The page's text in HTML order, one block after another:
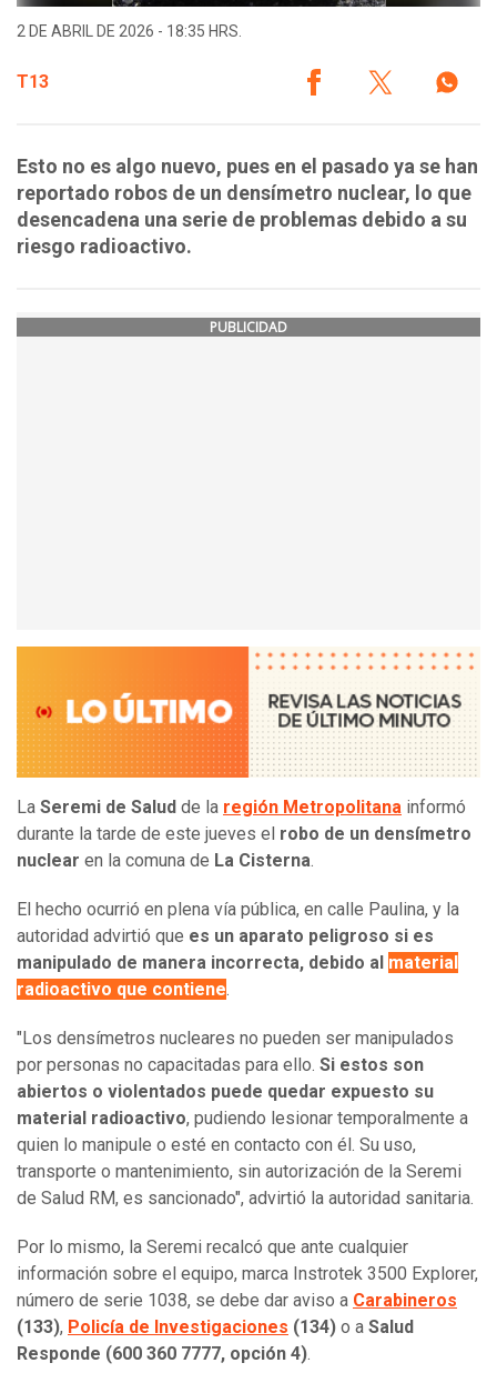
2 DE ABRIL DE 2026 - 18:35 HRS.
T13
Esto no es algo nuevo, pues en el pasado ya se han
reportado robos de un densímetro nuclear, lo que
desencadena una serie de problemas debido a su
riesgo radioactivo.
PUBLICIDAD
La Seremi de Salud de la región Metropolitana informó
durante la tarde de este jueves el robo de un densímetro
nuclear en la comuna de La Cisterna.
El hecho ocurrió en plena vía pública, en calle Paulina, y la
autoridad advirtió que es un aparato peligroso si es
manipulado de manera incorrecta, debido al material
radioactivo que contiene.
"Los densímetros nucleares no pueden ser manipulados
por personas no capacitadas para ello. Si estos son
abiertos o violentados puede quedar expuesto su
material radioactivo, pudiendo lesionar temporalmente a
quien lo manipule o esté en contacto con él. Su uso,
transporte o mantenimiento, sin autorización de la Seremi
de Salud RM, es sancionado", advirtió la autoridad sanitaria.
Por lo mismo, la Seremi recalcó que ante cualquier
información sobre el equipo, marca Instrotek 3500 Explorer,
número de serie 1038, se debe dar aviso a Carabineros
(133), Policía de Investigaciones (134) o a Salud
Responde (600 360 7777, opción 4).